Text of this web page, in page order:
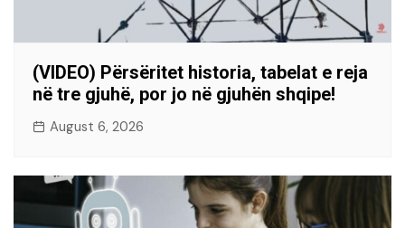
(VIDEO) Përsëritet historia, tabelat e reja
në tre gjuhë, por jo në gjuhën shqipe!
August 6, 2026